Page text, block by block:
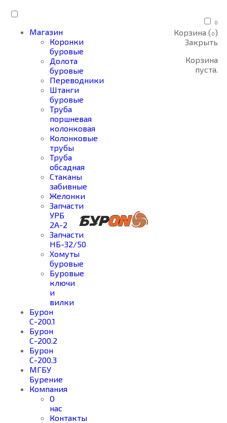
Магазин
Коронки
буровые
Долота
буровые
Переводники
Штанги
буровые
Труба
поршневая
колонковая
Колонковые
трубы
Труба
обсадная
Стаканы
забивные
Желонки
Запчасти
УРБ
2А-2
Запчасти
НБ-32/50
Хомуты
буровые
Буровые
ключи
и
вилки
Бурон
С-200.1
Бурон
С-200.2
Бурон
С-200.3
МГБУ
Бурение
Компания
О
нас
Контакты
0
Корзина (0)
Закрыть
Корзина
пуста.